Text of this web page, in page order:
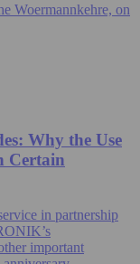
Woermannkehre, on
Why the Use
Certain
in partnership
important